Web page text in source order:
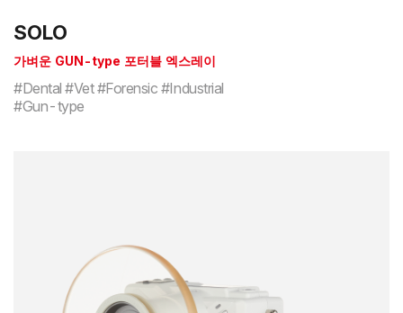
SOLO
가벼운 GUN-type 포터블 엑스레이
#Dental #Vet #Forensic #Industrial
#Gun-type